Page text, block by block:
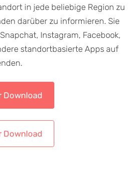
in jede beliebige Region zu
darüber zu informieren. Sie
Instagram, Facebook,
standortbasierte Apps auf
Download
Download